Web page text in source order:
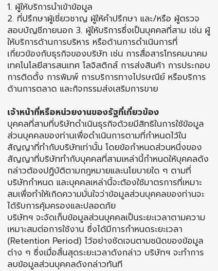
1. ผู้ให้บริการนำเข้าข้อมูล
2. ที่ปรึกษาผู้เชี่ยวชาญ ผู้ให้คำปรึกษา และ/หรือ ผู้ตรวจ
สอบบัญชีภายนอก 3. ผู้ให้บริการซึ่งเป็นบุคคลที่สาม เช่น ผู้
ให้บริการด้านการบริหาร หรือด้านการดำเนินการที่
เกี่ยวข้องกับธุรกิจของบริษัท เช่น การสื่อสารโทรคมนาคม
เทคโนโลยีสารสนเทศ โลจิสติกส์ การส่งสินค้า การประกอบ
การติดตั้ง การพิมพ์ การบริการทางไปรษณีย์ หรือบริการ
ด้านการตลาด และกิจกรรมส่งเสริมการขาย
เจ้าหน้าที่หรือหน่วยงานของรัฐที่เกี่ยวข้อง
บุคคลที่สามที่บริษัทดำเนินธุรกิจด้วยมีสิทธิในการใช้ข้อมูล
ส่วนบุคคลของท่านเพื่อดำเนินการตามที่กำหนดไว้ใน
สัญญาที่ทำกับบริษัทเท่านั้น โดยข้อกำหนดส่วนหนึ่งของ
สัญญาที่บริษัททำกับบุคคลที่สามเหล่านี้กำหนดให้บุคคลดัง
กล่าวต้องปฏิบัติตามกฎหมายและนโยบายใด ๆ ตามที่
บริษัทกำหนด และบุคคลเหล่านี้จะต้องใช้มาตรการที่เหมาะ
สมเพื่อทำให้เกิดความมั่นใจว่าข้อมูลส่วนบุคคลของท่านจะ
ได้รับการคุ้มครองและปลอดภัย
บริษัทฯ จะจัดเก็บข้อมูลส่วนบุคคลเป็นระยะเวลาตามความ
เหมาะสมต่อการใช้งาน ซึ่งได้มีการกำหนดระยะเวลา
(Retention Period) ไว้อย่างชัดเจนตามชนิดของข้อมูล
ต่าง ๆ ซึ่งเมื่อสิ้นสุดระยะเวลาดังกล่าว บริษัทฯ จะทำการ
ลบข้อมูลส่วนบุคคลดังกล่าวทันที